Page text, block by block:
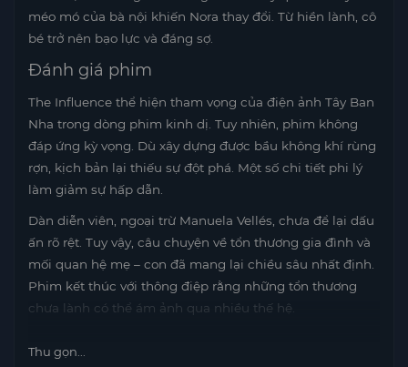
méo mó của bà nội khiến Nora thay đổi. Từ hiền lành, cô
bé trở nên bạo lực và đáng sợ.
Đánh giá phim
The Influence thể hiện tham vọng của điện ảnh Tây Ban
Nha trong dòng phim kinh dị. Tuy nhiên, phim không
đáp ứng kỳ vọng. Dù xây dựng được bầu không khí rùng
rợn, kịch bản lại thiếu sự đột phá. Một số chi tiết phi lý
làm giảm sự hấp dẫn.
Dàn diễn viên, ngoại trừ Manuela Vellés, chưa để lại dấu
ấn rõ rệt. Tuy vậy, câu chuyện về tổn thương gia đình và
mối quan hệ mẹ – con đã mang lại chiều sâu nhất định.
Phim kết thúc với thông điệp rằng những tổn thương
chưa lành có thể ám ảnh qua nhiều thế hệ.
Thu gọn...